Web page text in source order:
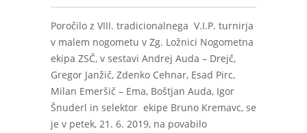
Poročilo z VIII. tradicionalnega V.I.P. turnirja
v malem nogometu v Zg. Ložnici Nogometna
ekipa ZSČ, v sestavi Andrej Auda – Drejč,
Gregor Janžič, Zdenko Cehnar, Esad Pirc,
Milan Emeršič – Ema, Boštjan Auda, Igor
Šnuderl in selektor ekipe Bruno Kremavc, se
je v petek, 21. 6. 2019, na povabilo